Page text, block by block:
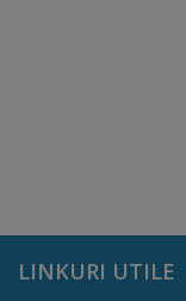
Calitate
și
LINKURI UTILE